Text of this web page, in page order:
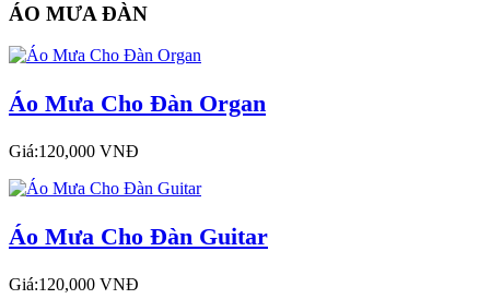
ÁO MƯA ĐÀN
Áo Mưa Cho Đàn Organ
Giá:120,000 VNĐ
Áo Mưa Cho Đàn Guitar
Giá:120,000 VNĐ